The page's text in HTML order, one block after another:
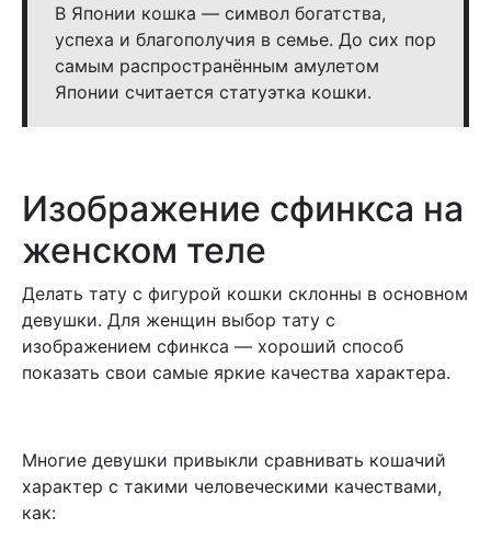
В Японии кошка — символ богатства,
успеха и благополучия в семье. До сих пор
самым распространённым амулетом
Японии считается статуэтка кошки.
Изображение сфинкса на
женском теле
Делать тату с фигурой кошки склонны в основном
девушки. Для женщин выбор тату с
изображением сфинкса — хороший способ
показать свои самые яркие качества характера.
Многие девушки привыкли сравнивать кошачий
характер с такими человеческими качествами,
как: